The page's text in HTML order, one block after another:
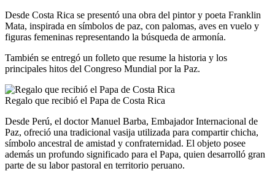
Desde Costa Rica se presentó una obra del pintor y poeta Franklin
Mata, inspirada en símbolos de paz, con palomas, aves en vuelo y
figuras femeninas representando la búsqueda de armonía.
También se entregó un folleto que resume la historia y los
principales hitos del Congreso Mundial por la Paz.
Regalo que recibió el Papa de Costa Rica
Desde Perú, el doctor Manuel Barba, Embajador Internacional de
Paz, ofreció una tradicional vasija utilizada para compartir chicha,
símbolo ancestral de amistad y confraternidad. El objeto posee
además un profundo significado para el Papa, quien desarrolló gran
parte de su labor pastoral en territorio peruano.